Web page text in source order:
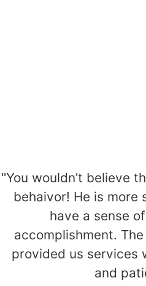
"You wouldn’t believe
behaivor! He is more
have a sense
accomplishment.
provided us services
and